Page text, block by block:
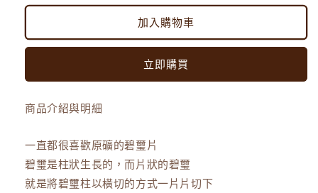
特
碧
片
手
環
特
片
手
環
加入購物車
立即購買
商品介紹與明細
一直都很喜歡原礦的碧璽片
碧璽是柱狀生長的，而片狀的碧璽
就是將碧璽柱以橫切的方式一片片切下